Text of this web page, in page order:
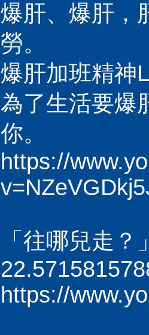
爆肝、爆肝，
勞。
爆肝加班精神
為了生活要爆
你。
https://
「往哪兒走？
https://